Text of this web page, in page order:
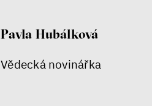
Pavla Hubálková
Vědecká novinářka